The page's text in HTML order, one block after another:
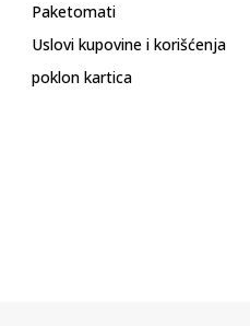
Paketomati
Uslovi kupovine i korišćenja
poklon kartica